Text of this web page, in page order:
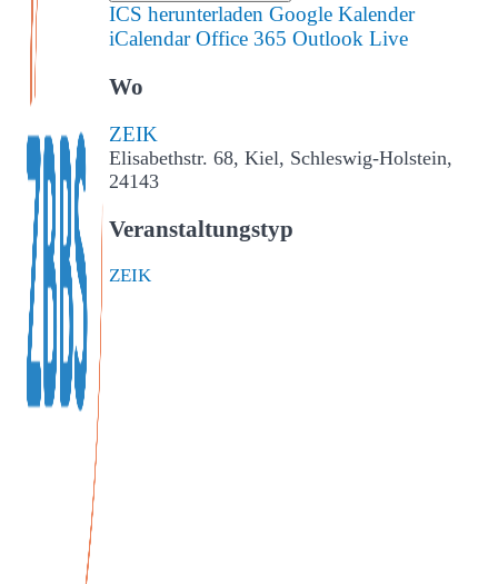
ICS herunterladen Google Kalender
iCalendar Office 365 Outlook Live
Wo
ZEIK
Elisabethstr. 68, Kiel, Schleswig-Holstein,
24143
Veranstaltungstyp
ZEIK